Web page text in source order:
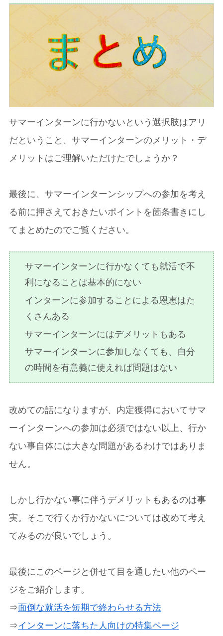
サマーインターンに行かないという選択肢はアリ
だということ、サマーインターンのメリット・デ
メリットはご理解いただけたでしょうか？
最後に、サマーインターンシップへの参加を考え
る前に押さえておきたいポイントを箇条書きにし
てまとめたのでご覧ください。
サマーインターンに行かなくても就活で不
利になることは基本的にない
インターンに参加することによる恩恵はた
くさんある
サマーインターンにはデメリットもある
サマーインターンに参加しなくても、自分
の時間を有意義に使えれば問題はない
改めての話になりますが、内定獲得においてサマ
ーインターンへの参加は必須ではない以上、行か
ない事自体には大きな問題があるわけではありま
せん。
しかし行かない事に伴うデメリットもあるのは事
実。そこで行くか行かないについては改めて考え
てみるのが良いでしょう。
最後にこのページと併せて目を通したい他のペー
ジをご紹介します。
⇒面倒な就活を短期で終わらせる方法
⇒インターンに落ちた人向けの特集ページ